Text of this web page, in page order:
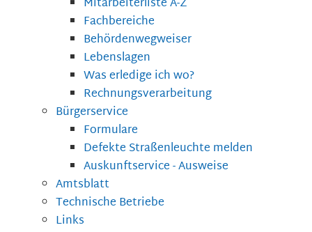
Fachbereiche
Behördenwegweiser
Lebenslagen
Was erledige ich wo?
Rechnungsverarbeitung
Bürgerservice
Formulare
Defekte Straßenleuchte melden
Auskunftservice - Ausweise
Amtsblatt
Technische Betriebe
Links